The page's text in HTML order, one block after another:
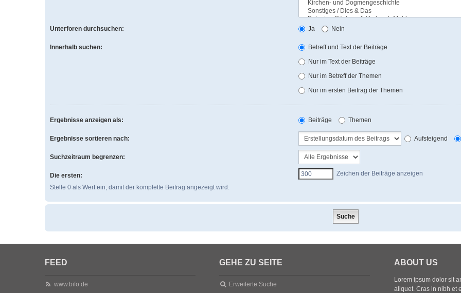
Unterforen durchsuchen: Ja Nein
Innerhalb suchen:
Betreff und Text der Beiträge
Nur im Text der Beiträge
Nur im Betreff der Themen
Nur im ersten Beitrag der Themen
Ergebnisse anzeigen als: Beiträge Themen
Ergebnisse sortieren nach: Aufsteigend
Suchzeitraum begrenzen:
Die ersten:
Stelle 0 als Wert ein, damit der komplette Beitrag angezeigt wird.
Zeichen der Beiträge anzeigen
FEED
www.bifo.de
GEHE ZU SEITE
Erweiterte Suche
ABOUT US
Lorem ipsum dolor sit
aliquet. Cras in nibh et